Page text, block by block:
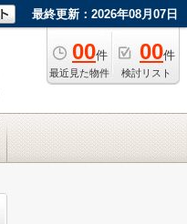
最終更新：2026年08月07日
00件
最近見た物件
00件
検討リスト